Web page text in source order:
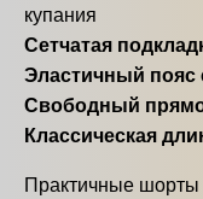
купания
Сетчатая
Эластичный пояс
Свободный
Классическая
Практичные шорты